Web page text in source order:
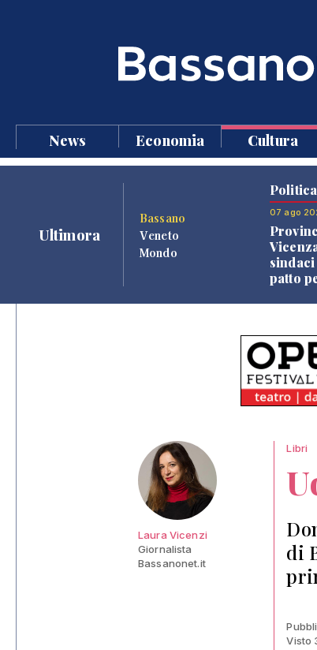
News Economia Cultura
Ultimora
Bassano
Veneto
Mondo
Politica
07 ago
patto
Laura Vicenzi
Giornalista
Bassanonet.it
Libri
di
Visto